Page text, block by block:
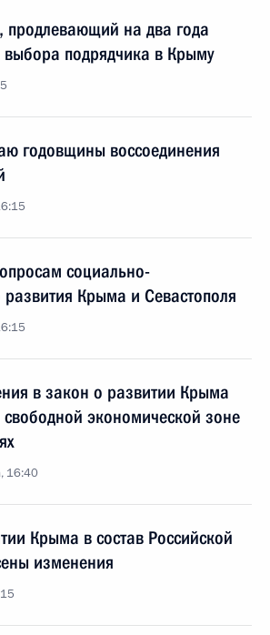
продлевающий на два года
подрядчика в Крыму
годовщины воссоединения
социально-
Крыма и Севастополя
в закон о развитии Крыма
свободной экономической зоне
16:40
Крыма в состав Российской
изменения